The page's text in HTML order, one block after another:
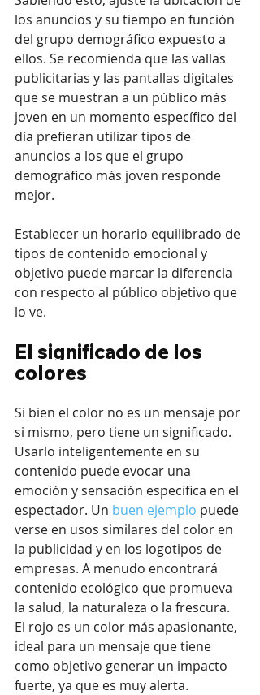
los anuncios y su tiempo en función
del grupo demográfico expuesto a
ellos. Se recomienda que las vallas
publicitarias y las pantallas digitales
que se muestran a un público más
joven en un momento específico del
día prefieran utilizar tipos de
anuncios a los que el grupo
demográfico más joven responde
mejor.
Establecer un horario equilibrado de
tipos de contenido emocional y
objetivo puede marcar la diferencia
con respecto al público objetivo que
lo ve.
El significado de los
colores
Si bien el color no es un mensaje por
si mismo, pero tiene un significado.
Usarlo inteligentemente en su
contenido puede evocar una
emoción y sensación específica en el
espectador. Un buen ejemplo puede
verse en usos similares del color en
la publicidad y en los logotipos de
empresas. A menudo encontrará
contenido ecológico que promueva
la salud, la naturaleza o la frescura.
El rojo es un color más apasionante,
ideal para un mensaje que tiene
como objetivo generar un impacto
fuerte, ya que es muy alerta.